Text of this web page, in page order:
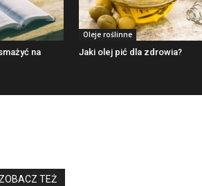
na
Oleje roślinne
Jaki olej pić dla zdrowia?
ZOBACZ TEŻ